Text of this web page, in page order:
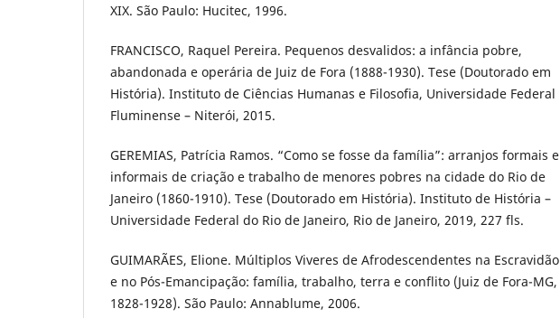
XIX. São Paulo: Hucitec, 1996.
FRANCISCO, Raquel Pereira. Pequenos desvalidos: a infância pobre,
abandonada e operária de Juiz de Fora (1888-1930). Tese (Doutorado em
História). Instituto de Ciências Humanas e Filosofia, Universidade Federal
Fluminense – Niterói, 2015.
GEREMIAS, Patrícia Ramos. “Como se fosse da família”: arranjos formais e
informais de criação e trabalho de menores pobres na cidade do Rio de
Janeiro (1860-1910). Tese (Doutorado em História). Instituto de História –
Universidade Federal do Rio de Janeiro, Rio de Janeiro, 2019, 227 fls.
GUIMARÃES, Elione. Múltiplos Viveres de Afrodescendentes na Escravidão
e no Pós-Emancipação: família, trabalho, terra e conflito (Juiz de Fora-MG,
1828-1928). São Paulo: Annablume, 2006.